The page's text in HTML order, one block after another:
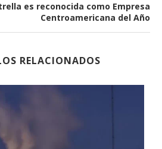
es reconocida como Empresa
Centroamericana del Año
RELACIONADOS